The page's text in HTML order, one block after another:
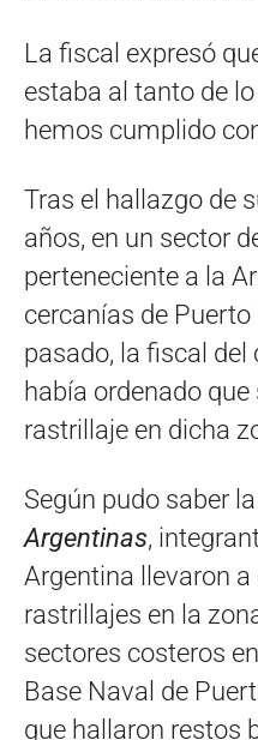
La fiscal expresó
estaba al tanto de
hemos cumplido
Tras el hallazgo de
años, en un sector
perteneciente a la
cercanías de Puerto
pasado, la fiscal del
había ordenado que
rastrillaje en dicha
Según pudo saber
Argentinas,
Argentina llevaron
rastrillajes en la
sectores costeros
Base Naval de
que hallaron restos